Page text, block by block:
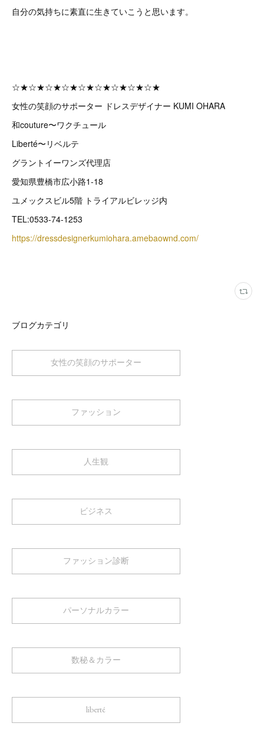
自分の気持ちに素直に生きていこうと思います。
☆★☆★☆★☆★☆★☆★☆★☆★☆★
女性の笑顔のサポーター ドレスデザイナー KUMI OHARA
和couture〜ワクチュール
Liberté〜リベルテ
グラントイーワンズ代理店
愛知県豊橋市広小路1-18
ユメックスビル5階 トライアルビレッジ内
TEL:0533-74-1253
https://dressdesignerkumiohara.amebaownd.com/
ブログカテゴリ
女性の笑顔のサポーター
ファッション
人生観
ビジネス
ファッション診断
パーソナルカラー
数秘＆カラー
liberté